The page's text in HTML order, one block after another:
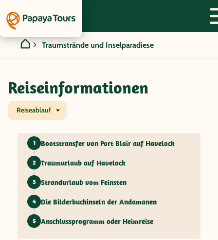
Traumstrände und Inselparadiese
Reiseinformationen
Reiseablauf
1 Bootstransfer von Port Blair auf Havelock
2 Traumurlaub auf Havelock
3 Strandurlaub vom Feinsten
4 Die Bilderbuchinseln der Andamanen
5 Anschlussprogramm oder Heimreise